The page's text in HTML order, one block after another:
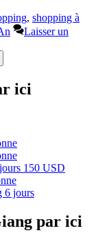
, shopping à
Laisser un
ici
150 USD
6 jours
par ici